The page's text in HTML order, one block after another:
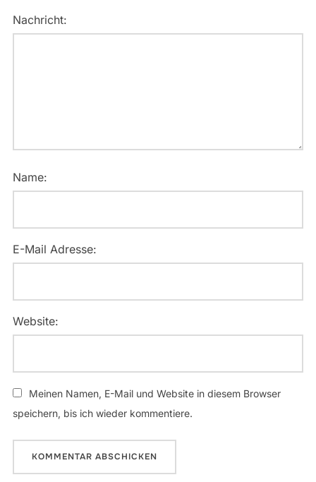
Nachricht:
Name:
E-Mail Adresse:
Website:
Meinen Namen, E-Mail und Website in diesem Browser
speichern, bis ich wieder kommentiere.